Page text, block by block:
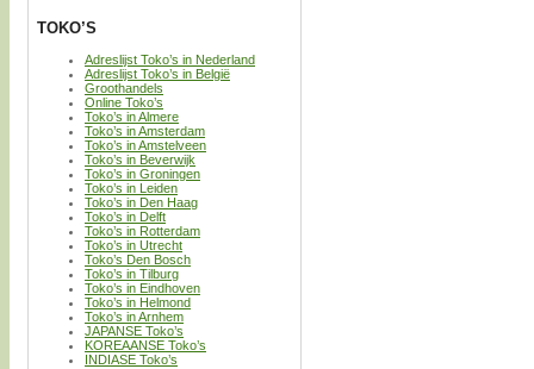
TOKO’S
Adreslijst Toko’s in Nederland
Adreslijst Toko’s in België
Groothandels
Online Toko’s
Toko’s in Almere
Toko’s in Amsterdam
Toko’s in Amstelveen
Toko’s in Beverwijk
Toko’s in Groningen
Toko’s in Leiden
Toko’s in Den Haag
Toko’s in Delft
Toko’s in Rotterdam
Toko’s in Utrecht
Toko’s Den Bosch
Toko’s in Tilburg
Toko’s in Eindhoven
Toko’s in Helmond
Toko’s in Arnhem
JAPANSE Toko’s
KOREAANSE Toko’s
INDIASE Toko’s